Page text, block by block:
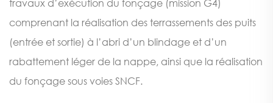
travaux d’exécution du fonçage (mission G4)
comprenant la réalisation des terrassements des puits
(entrée et sortie) à l’abri d’un blindage et d’un
rabattement léger de la nappe, ainsi que la réalisation
du fonçage sous voies SNCF.